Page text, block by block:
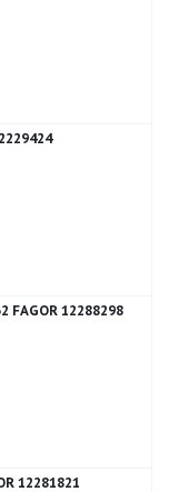
12288298
12281821